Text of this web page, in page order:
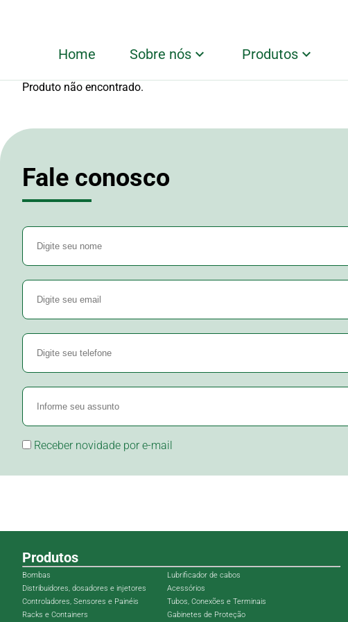
Home Sobre nós Produtos
Produto não encontrado.
Fale conosco
Receber novidade por e-mail
Produtos
Bombas
Distribuidores, dosadores e injetores
Controladores, Sensores e Painéis
Racks e Containers
Lubrificador de cabos
Acessórios
Tubos, Conexões e Terminais
Gabinetes de Proteção